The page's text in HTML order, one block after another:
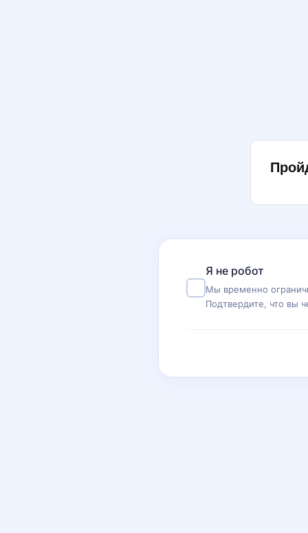
Я не робот
Мы временно
Подтвердите, что вы